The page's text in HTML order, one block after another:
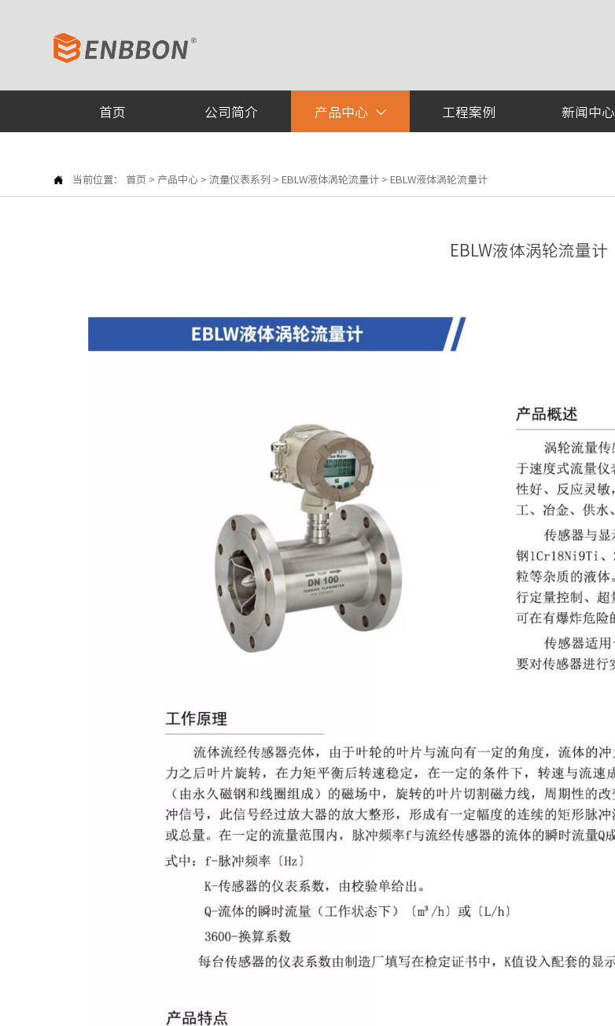
首页 公司简介 产品中心  工程案例 新闻中心
 当前位置： 首页 > 产品中心 >流量仪表系列 > EBLW液体涡轮流量计 > EBLW液体涡轮流量计
EBLW液体涡轮流量计